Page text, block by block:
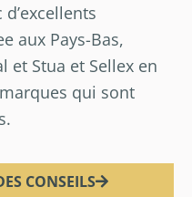
aux Pays-Bas,
et Stua et Sellex en
qui sont
CONSEILS